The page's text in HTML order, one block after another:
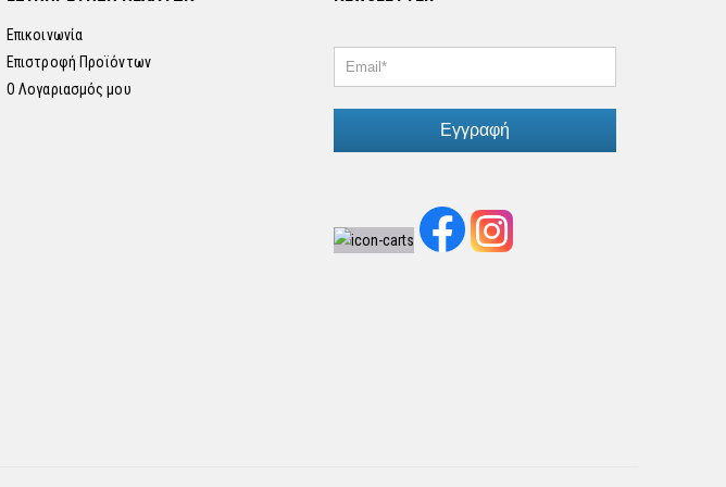
Επικοινωνία
Επιστροφή Προϊόντων
Ο Λογαριασμός μου
Εγγραφή